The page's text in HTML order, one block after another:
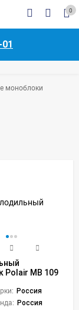
0
моноблоки
Polair MB 109
Россия
Россия